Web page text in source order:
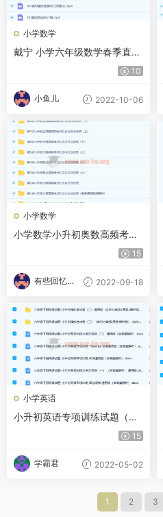
小学数学
戴宁 小学六年级数学春季直播
10
小鱼儿 2022-10-06
小学数学
小学数学小升初奥数高频考点
15
有些回忆忘
2022-09-18
小学英语
小升初英语专项训练试题（含
答案解析）- 通用版(30套)
15
学霸君 2022-05-02
1 2 3